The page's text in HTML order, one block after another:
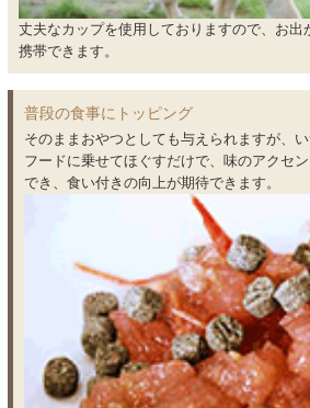
丈夫なカップを使用しておりますので、お出
携帯できます。
普段の食事にトッピング
そのままおやつとしても与えられますが、
フードに乗せてほぐすだけで、味のアクセ
でき、食い付きの向上が期待できます。